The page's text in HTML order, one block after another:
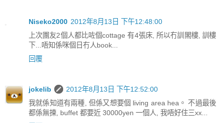
Niseko2000 2012年8月13日 下午12:48:00
上次團友2個人都比咗個cottage 有4張床, 所以冇訓閣樓, 訓樓
下...唔知係咪個日冇人book...
回覆
jokelib
2012年8月13日 下午12:52:00
我就係知道有兩種, 但係又想要個 living area hea。 不過最後
都係無揀, buffet 都要近 30000yen 一個人, 我唔好住三xx...